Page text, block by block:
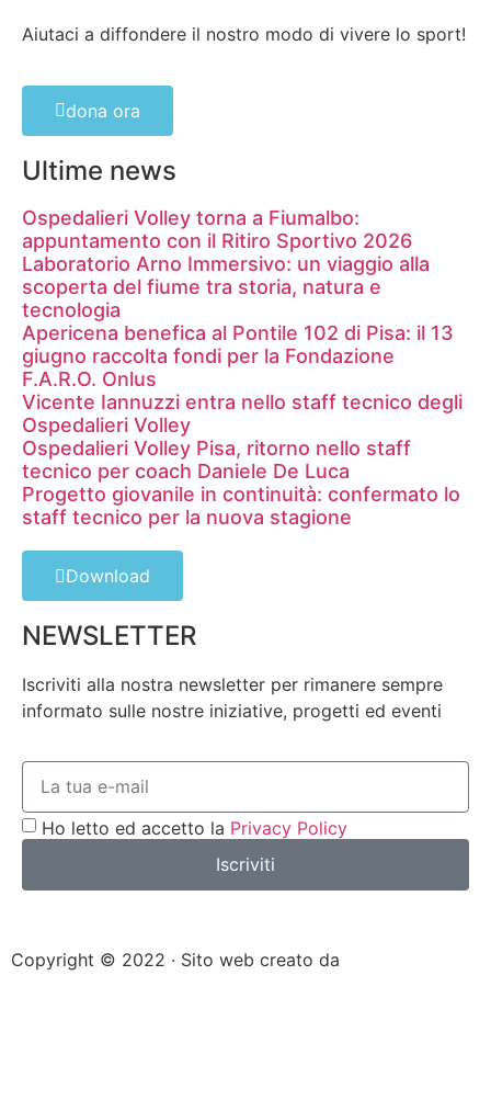
Aiutaci a diffondere il nostro modo di vivere lo sport!
dona ora
Ultime news
Ospedalieri Volley torna a Fiumalbo:
appuntamento con il Ritiro Sportivo 2026
Laboratorio Arno Immersivo: un viaggio alla
scoperta del fiume tra storia, natura e
tecnologia
Apericena benefica al Pontile 102 di Pisa: il 13
giugno raccolta fondi per la Fondazione
F.A.R.O. Onlus
Vicente Iannuzzi entra nello staff tecnico degli
Ospedalieri Volley
Ospedalieri Volley Pisa, ritorno nello staff
tecnico per coach Daniele De Luca
Progetto giovanile in continuità: confermato lo
staff tecnico per la nuova stagione
Download
NEWSLETTER
Iscriviti alla nostra newsletter per rimanere sempre
informato sulle nostre iniziative, progetti ed eventi
Ho letto ed accetto la Privacy Policy
Iscriviti
Copyright © 2022 · Sito web creato da